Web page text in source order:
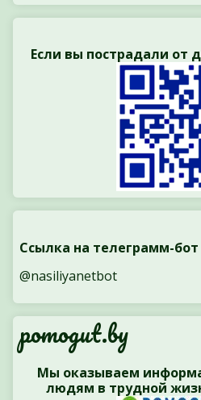
Если вы пострадали от
Ссылка на телеграмм-
@nasiliyanetbot
pomogut.by
Мы оказываем
людям в трудной